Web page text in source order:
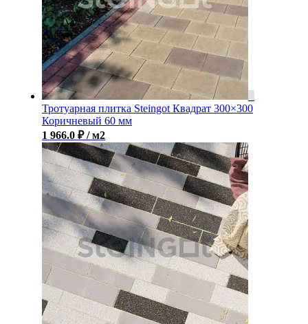
Тротуарная плитка Steingot Квадрат 300×300
Коричневый 60 мм
1 966.0 ₽ / м2